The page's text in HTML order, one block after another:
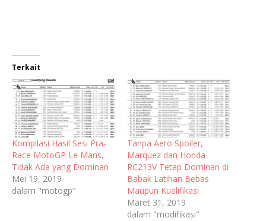
Terkait
Kompilasi Hasil Sesi Pra-
Race MotoGP Le Mans,
Tidak Ada yang Dominan
Mei 19, 2019
dalam "motogp"
Tanpa Aero Spoiler,
Marquez dan Honda
RC213V Tetap Dominan di
Babak Latihan Bebas
Maupun Kualifikasi
Maret 31, 2019
dalam "modifikasi"